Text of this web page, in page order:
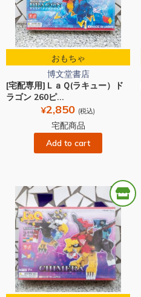
おもちゃ
博文堂書店
[宅配専用]ＬａＱ(ラキュー）ド
ラゴン 260ピ...
¥2,850 (税込)
宅配商品
Add to cart